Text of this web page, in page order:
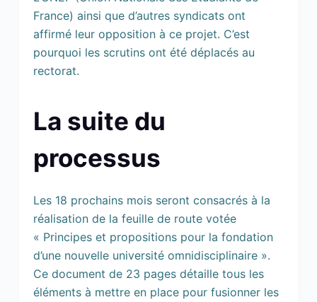
France) ainsi que d’autres syndicats ont
affirmé leur opposition à ce projet. C’est
pourquoi les scrutins ont été déplacés au
rectorat.
La suite du
processus
Les 18 prochains mois seront consacrés à la
réalisation de la feuille de route votée
« Principes et propositions pour la fondation
d’une nouvelle université omnidisciplinaire ».
Ce document de 23 pages détaille tous les
éléments à mettre en place pour fusionner les